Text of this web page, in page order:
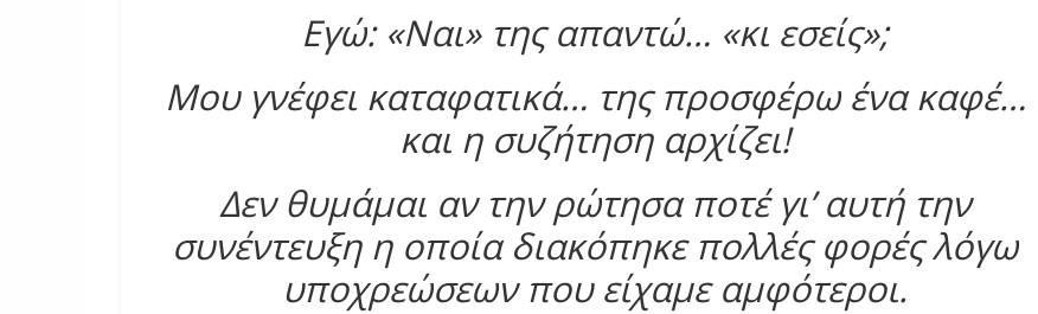
Εγώ: «Ναι» της απαντώ… «κι εσείς»;
Μου γνέφει καταφατικά… της προσφέρω ένα καφέ…
και η συζήτηση αρχίζει!
Δεν θυμάμαι αν την ρώτησα ποτέ γι’ αυτή την
συνέντευξη η οποία διακόπηκε πολλές φορές λόγω
υποχρεώσεων που είχαμε αμφότεροι.